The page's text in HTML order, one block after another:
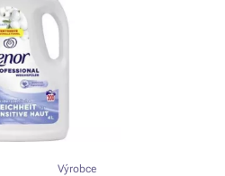
Výrobce